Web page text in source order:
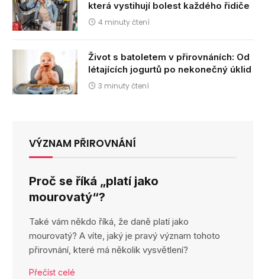
která vystihují bolest každého řidiče
4 minuty čtení
Život s batoletem v přirovnáních: Od
létajících jogurtů po nekonečný úklid
3 minuty čtení
VÝZNAM PŘIROVNÁNÍ
Proč se říká „platí jako
mourovatý“?
Také vám někdo říká, že daně platí jako
mourovatý? A víte, jaký je pravý význam tohoto
přirovnání, které má několik vysvětlení?
Přečíst celé